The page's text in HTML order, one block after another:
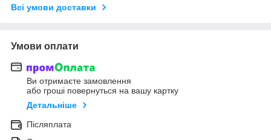
Всі умови доставки
Умови оплати
Ви отримаєте замовлення
або гроші повернуться на вашу картку
Детальніше
Післяплата